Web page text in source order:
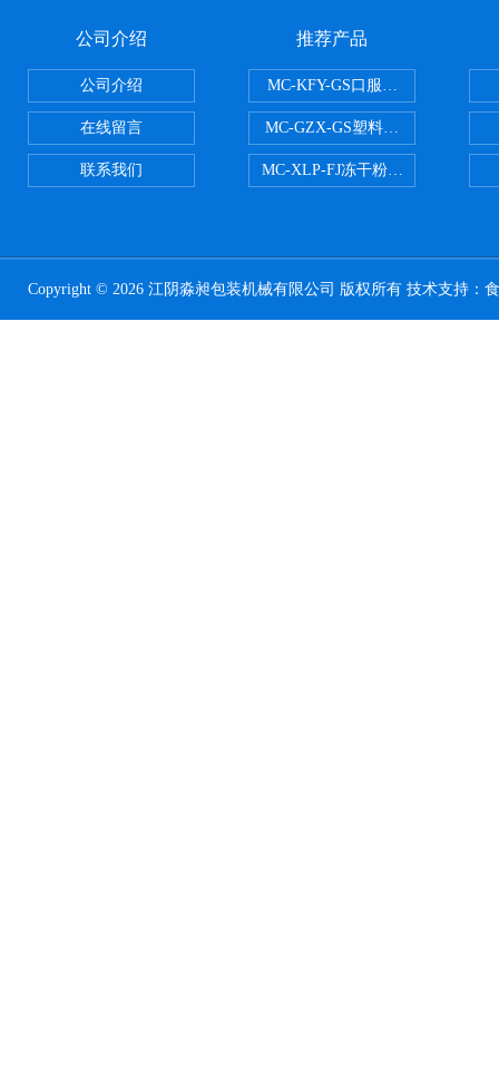
公司介绍
公司介绍
在线留言
联系我们
推荐产品
MC-KFY-GS口服液灌装线
MC-GZX-GS塑料瓶高速跟踪式灌
MC-XLP-FJ冻干粉西林瓶灌装机
Copyright © 2026 江阴淼昶包装机械有限公司 版权所有 技术支持：